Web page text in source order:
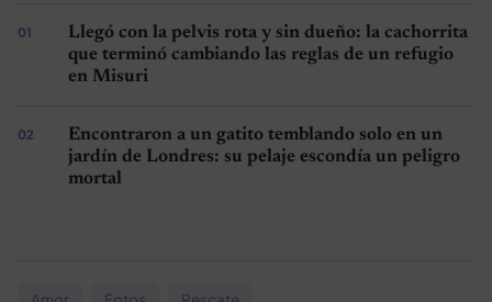
Llegó con la pelvis rota y sin dueño: la cachorrita
que terminó cambiando las reglas de un refugio
en Misuri
Encontraron a un gatito temblando solo en un
jardín de Londres: su pelaje escondía un peligro
mortal